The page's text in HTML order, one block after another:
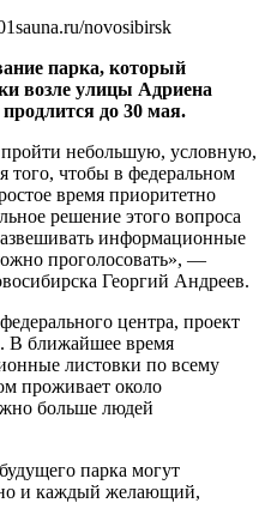
novosibirsk
парка, который
возле улицы Адриена
до 30 мая.
пройти небольшую, условную,
того, чтобы в федеральном
время приоритетно
решение этого вопроса
информационные
проголосовать», —
Георгий Андреев.
центра, проект
В ближайшее время
листовки по всему
проживает около
больше людей
парка могут
и каждый желающий,